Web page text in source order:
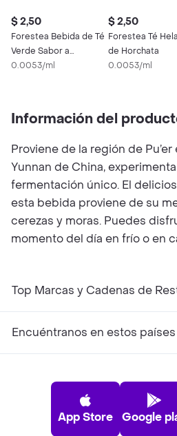
$ 2,50
Forestea Bebida de Té
Verde Sabor a
Manzana Verde
0.0053/ml
$ 2,50
Forestea Té
de Horchata
0.0053/ml
Información del
Proviene de la región de
Yunnan de China,
fermentación único. El
esta bebida proviene de su
cerezas y moras. Puedes
momento del día en frío o en
Top Marcas y Cadenas de
Encuéntranos en estos países
App Store Google